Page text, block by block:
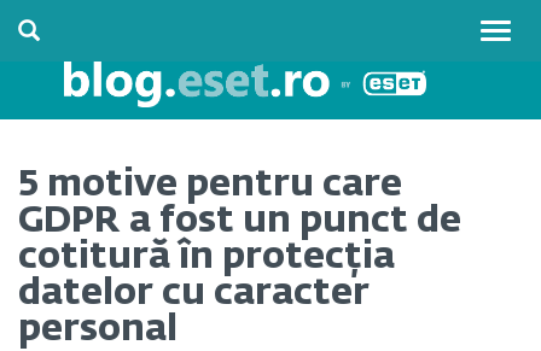
5 motive pentru care
GDPR a fost un punct de
cotitură în protecția
datelor cu caracter
personal